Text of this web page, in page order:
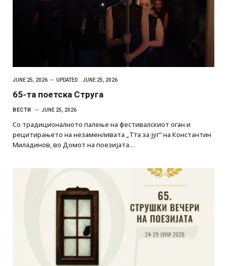
JUNE 25, 2026 UPDATED: JUNE 25, 2026
65-та поетска Струга
ВЕСТИ JUNE 25, 2026
Со традиционалното палење на фестивалскиот оган и
рецитирањето на незаменливата „Т’га за југ“ на Константин
Миладинов, во Домот на поезијата…